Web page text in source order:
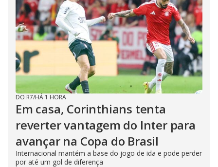
DO R7/HÁ 1 HORA
Em casa, Corinthians tenta
reverter vantagem do Inter para
avançar na Copa do Brasil
Internacional mantém a base do jogo de ida e pode perder
por até um gol de diferença